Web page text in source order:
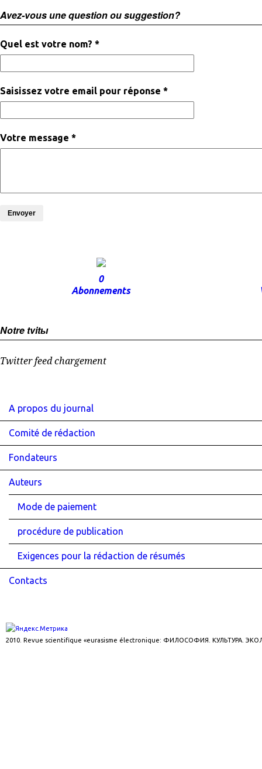
Avez-vous une question ou suggestion?
Quel est votre nom? *
Saisissez votre email pour réponse *
Votre message *
Envoyer
0
Abonnements
Notre tvitы
Twitter feed chargement
A propos du journal
Comité de rédaction
Fondateurs
Auteurs
Mode de paiement
procédure de publication
Exigences pour la rédaction de résumés
Contacts
2010. Revue scientifique «eurasisme électronique: ФИЛОСОФИЯ. КУЛЬТУРА.